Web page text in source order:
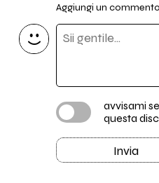
Aggiungi un commento
avvisami
questa
Invia